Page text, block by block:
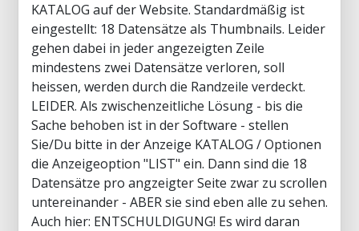
KATALOG auf der Website. Standardmäßig ist
eingestellt: 18 Datensätze als Thumbnails. Leider
gehen dabei in jeder angezeigten Zeile
mindestens zwei Datensätze verloren, soll
heissen, werden durch die Randzeile verdeckt.
LEIDER. Als zwischenzeitliche Lösung - bis die
Sache behoben ist in der Software - stellen
Sie/Du bitte in der Anzeige KATALOG / Optionen
die Anzeigeoption "LIST" ein. Dann sind die 18
Datensätze pro angzeigter Seite zwar zu scrollen
untereinander - ABER sie sind eben alle zu sehen.
Auch hier: ENTSCHULDIGUNG! Es wird daran